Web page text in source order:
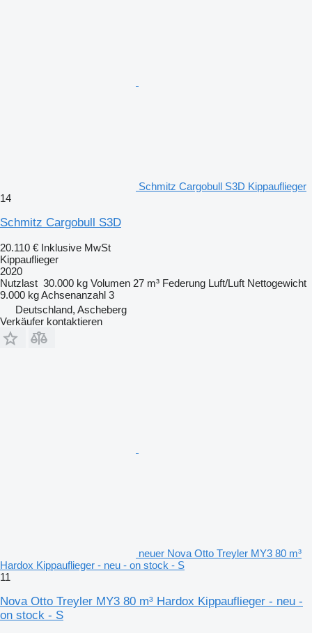
Schmitz Cargobull S3D Kippauflieger
14
Schmitz Cargobull S3D
20.110 € Inklusive MwSt
Kippauflieger
2020
Nutzlast 30.000 kg Volumen 27 m³ Federung Luft/Luft Nettogewicht
9.000 kgAchsenanzahl 3
Deutschland, Ascheberg
Verkäufer kontaktieren
neuer Nova Otto Treyler MY3 80 m³
Hardox Kippauflieger - neu - on stock - S
11
Nova Otto Treyler MY3 80 m³ Hardox Kippauflieger - neu -
on stock - S